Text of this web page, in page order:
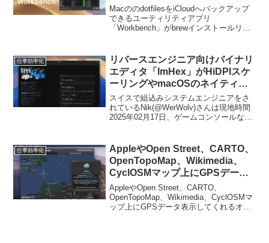
ージのインストールリストの同期
に対応。
MacののdotfilesをiCloudへバックアップ
できるユーティリティアプリ
「Workbench」がbrewインストールリス
仕事効率化
リバースエンジニア向けバイナリ
エディタ「ImHex」がHiDPIスケ
ーリングやmacOSのネイティブ
メニューバーをサポート。
スイスで組込みシステムエンジニアをさ
れているNik(@WerWolv)さんは現地時間
2025年02月17日、ゲームコンソールなど
バイナリエディタ「ImHex」をバージョ
ン1.37.0へアップデートし、macOSでUI
の改善を行ったと発表しています。
仕事効率化
AppleやOpen Street、CARTO、
OpenTopoMap、Wikimedia、
CyclOSMマップ上にGPSデータ
表示してくれるオープンソースの
Mac用GPXビュワー「Avenue」
がリリース。
AppleやOpen Street、CARTO、
OpenTopoMap、Wikimedia、CyclOSMマ
ップ上にGPSデータ表示してくれるオー